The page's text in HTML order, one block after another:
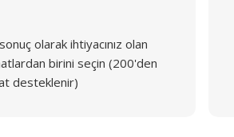
olarak ihtiyacınız olan
birini seçin (200'den
desteklenir)